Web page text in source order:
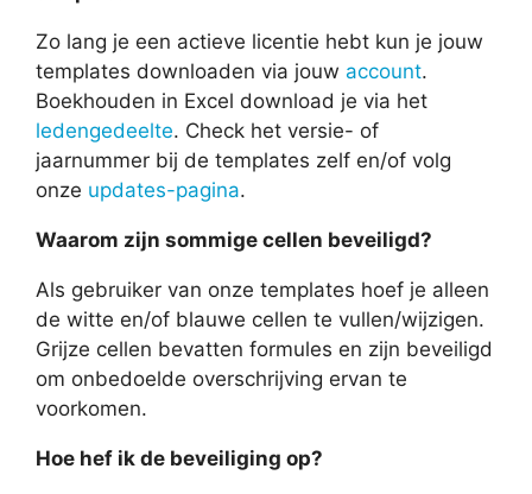
Zo lang je een actieve licentie hebt kun je jouw
templates downloaden via jouw account.
Boekhouden in Excel download je via het
ledengedeelte. Check het versie- of
jaarnummer bij de templates zelf en/of volg
onze updates-pagina.
Waarom zijn sommige cellen beveiligd?
Als gebruiker van onze templates hoef je alleen
de witte en/of blauwe cellen te vullen/wijzigen.
Grijze cellen bevatten formules en zijn beveiligd
om onbedoelde overschrijving ervan te
voorkomen.
Hoe hef ik de beveiliging op?